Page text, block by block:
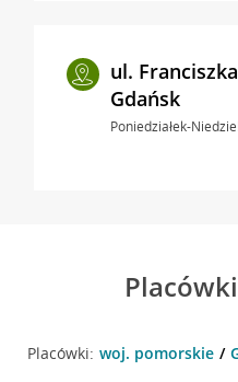
ul.
Gdańsk
Poniedziałek-
Placówki: woj. pomorskie